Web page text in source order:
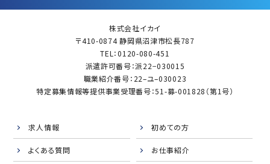
株式会社イカイ
〒410-0874 静岡県沼津市松長787
TEL：0120-080-451
派遣許可番号：派22−030015
職業紹介番号：22–ユ–030023
特定募集情報等提供事業受理番号：51-募-001828（第1号）
求人情報 初めての方
よくある質問 お仕事紹介